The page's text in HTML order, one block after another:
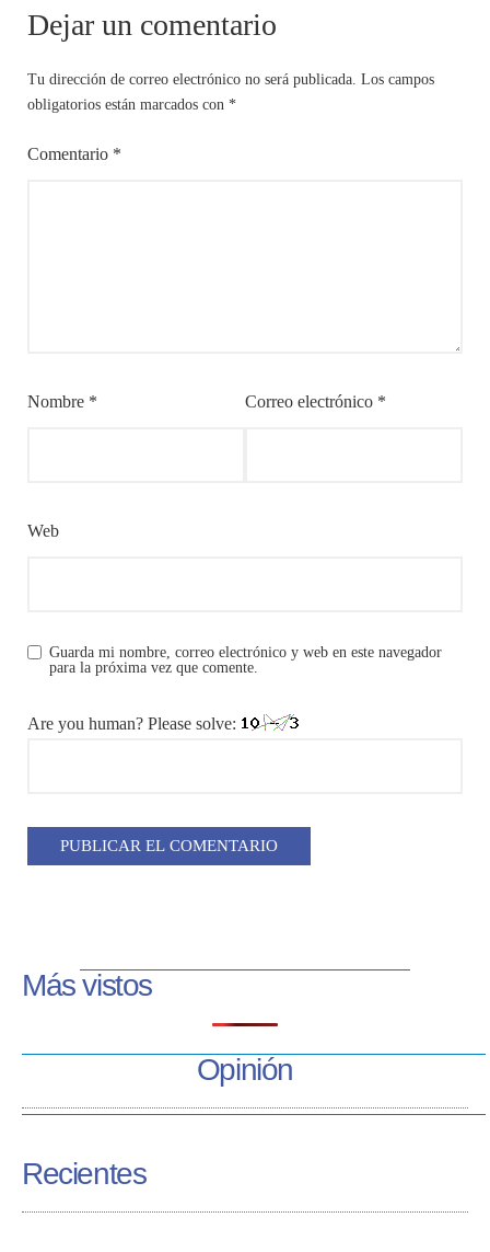
Dejar un comentario
Tu dirección de correo electrónico no será publicada. Los campos
obligatorios están marcados con *
Comentario *
Nombre * Correo electrónico *
Web
Guarda mi nombre, correo electrónico y web en este navegador
para la próxima vez que comente.
Are you human? Please solve:
Más vistos
Opinión
Recientes